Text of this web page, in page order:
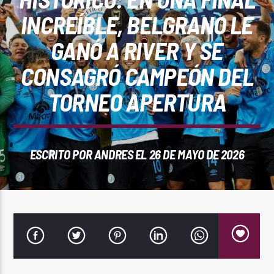
REPRODUCTOR WEB
0:00
PlayFM 95.9
INCREÍBLE, BELGRANO LE
GANÓ A RIVER Y SE
CONSAGRÓ CAMPEÓN DEL
TORNEO APERTURA
ESCRITO PORANDRESEL 26 DE MAYO DE 2026